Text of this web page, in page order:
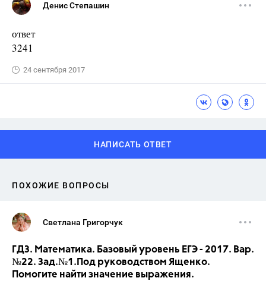
Денис Степашин
ответ
3241
24 сентября 2017
НАПИСАТЬ ОТВЕТ
ПОХОЖИЕ ВОПРОСЫ
Светлана Григорчук
ГДЗ. Математика. Базовый уровень ЕГЭ - 2017. Вар.
№22. Зад.№1.Под руководством Ященко.
Помогите найти значение выражения.